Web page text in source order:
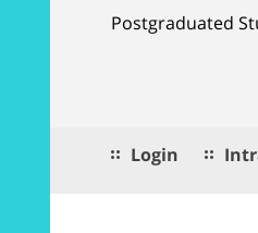
Postgraduated
Login